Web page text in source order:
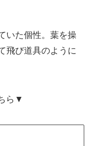
いた個性。葉を操
飛び道具のように
ら▼